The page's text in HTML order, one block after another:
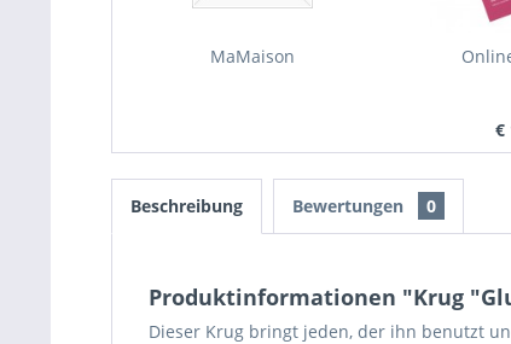
MaMaison
€
Beschreibung Bewertungen 0
Produktinformationen "Krug
Dieser Krug bringt jeden, der ihn benutzt